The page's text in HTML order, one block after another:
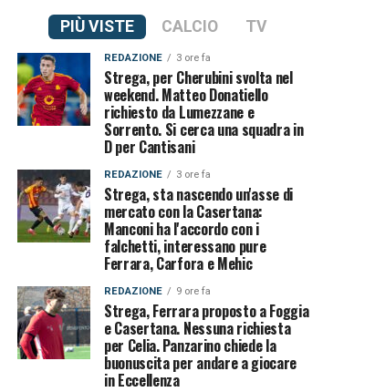
PIÙ VISTE CALCIO TV
REDAZIONE 3 ore fa
Strega, per Cherubini svolta nel
weekend. Matteo Donatiello
richiesto da Lumezzane e
Sorrento. Si cerca una squadra in
D per Cantisani
REDAZIONE 3 ore fa
Strega, sta nascendo un'asse di
mercato con la Casertana:
Manconi ha l'accordo con i
falchetti, interessano pure
Ferrara, Carfora e Mehic
REDAZIONE 9 ore fa
Strega, Ferrara proposto a Foggia
e Casertana. Nessuna richiesta
per Celia. Panzarino chiede la
buonuscita per andare a giocare
in Eccellenza